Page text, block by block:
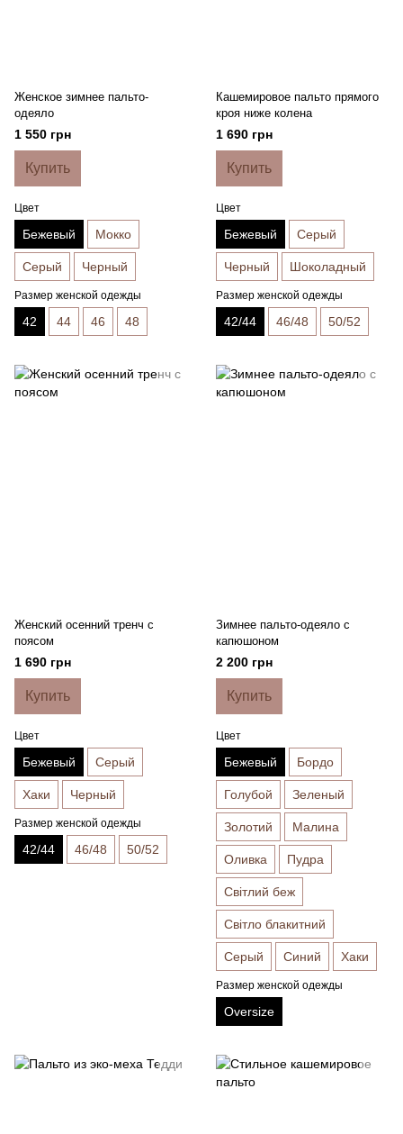
Женское зимнее пальто-
одеяло
1 550 грн
Купить
Цвет
Бежевый Мокко
Серый Черный
Размер женской одежды
42 44 46 48
Кашемировое пальто прямого
кроя ниже колена
1 690 грн
Купить
Цвет
Бежевый Серый
Черный Шоколадный
Размер женской одежды
42/44 46/48 50/52
Женский осенний тренч с
поясом
1 690 грн
Купить
Цвет
Бежевый Серый
Хаки Черный
Размер женской одежды
42/44 46/48 50/52
Зимнее пальто-одеяло с
капюшоном
2 200 грн
Купить
Цвет
Бежевый Бордо
Голубой Зеленый
Золотий Малина
Оливка Пудра
Світлий беж
Світло блакитний
Серый Синий Хаки
Размер женской одежды
Oversize